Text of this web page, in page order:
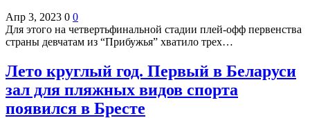
Апр 3, 2023 0 0
Для этого на четвертьфинальной стадии плей-офф первенства
страны девчатам из “Прибужья” хватило трех…
Лето круглый год. Первый в Беларуси
зал для пляжных видов спорта
появился в Бресте